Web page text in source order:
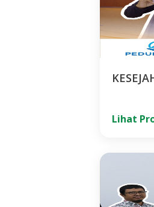
Lihat